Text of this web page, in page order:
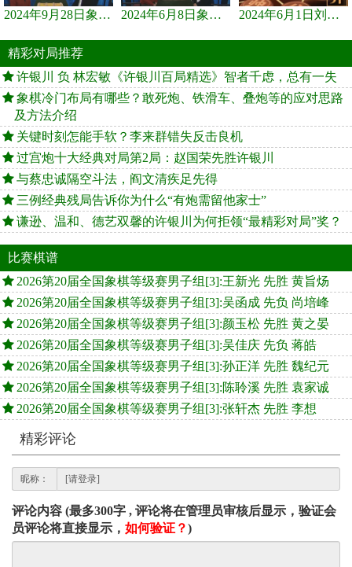
2024年9月28日象棋世界栏目，刘君、蒋川讲解了第九届杨官璘杯象棋... 2024年6月8日象棋世界，刘君、蒋川讲解了第九届杨官璘杯全国象棋... 2024年6月1日刘君、蒋川讲解第三届上海杯象棋大师赛谢靖与李少庚...
精彩对局推荐
许银川 负 林宏敏《许银川百局精选》智者千虑，总有一失
象棋冷门布局有哪些？敢死炮、铁滑车、叠炮等的应对思路
及方法介绍
关键时刻怎能手软？李来群错失反击良机
过宫炮十大经典对局第2局：赵国荣先胜许银川
与蔡忠诚隔空斗法，阎文清疾足先得
三例经典残局告诉你为什么“有炮需留他家士”
谦逊、温和、德艺双馨的许银川为何拒领“最精彩对局”奖？
比赛棋谱
2026第20届全国象棋等级赛男子组[3]:王新光 先胜 黄旨炀
2026第20届全国象棋等级赛男子组[3]:吴函成 先负 尚培峰
2026第20届全国象棋等级赛男子组[3]:颜玉松 先胜 黄之晏
2026第20届全国象棋等级赛男子组[3]:吴佳庆 先负 蒋皓
2026第20届全国象棋等级赛男子组[3]:孙正洋 先胜 魏纪元
2026第20届全国象棋等级赛男子组[3]:陈聆溪 先胜 袁家诚
2026第20届全国象棋等级赛男子组[3]:张轩杰 先胜 李想
精彩评论
昵称：
评论内容 (最多300字 , 评论将在管理员审核后显示，验证会
员评论将直接显示， 如何验证？)